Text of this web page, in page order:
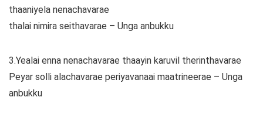
thaaniyela nenachavarae
thalai nimira seithavarae – Unga anbukku
3.Yealai enna nenachavarae thaayin karuvil therinthavarae
Peyar solli alachavarae periyavanaai maatrineerae – Unga
anbukku